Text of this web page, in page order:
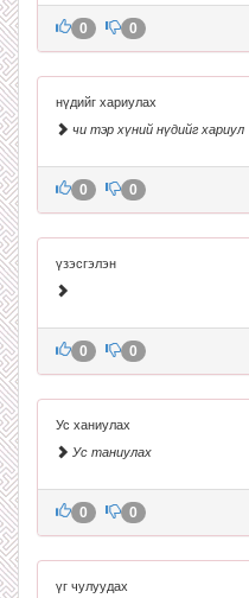
0 0
нүдийг хариулах
чи тэр хүний нүдийг хариул
0 0
үзэсгэлэн
0 0
Ус ханиулах
Ус таниулах
0 0
үг чулуудах